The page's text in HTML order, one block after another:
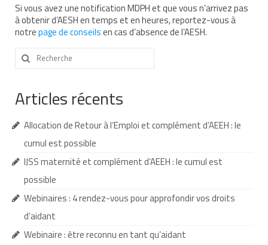
Jurisprudence
Nos webinaires
Nos cafés des parents
Faire un don à TouPI
Devenir bénévole pour TouPI
Contact
Liens
Si vous avez une notification MDPH et que vous n’arrivez pas
à obtenir d’AESH en temps et en heures, reportez-vous à
notrepage de conseilsen cas d’absence de l’AESH.
Rechercher
:
Articles récents
Allocation de Retour à l’Emploi et complément d’AEEH : le
cumul est possible
IJSS maternité et complément d’AEEH : le cumul est
possible
Webinaires : 4 rendez-vous pour approfondir vos droits
d’aidant
Webinaire : être reconnu en tant qu’aidant